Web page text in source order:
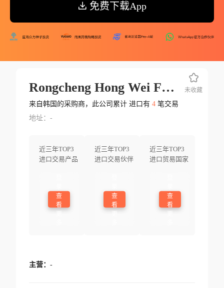
免费下载App
Rongcheng Hong Wei Foods Co.ltd.
来自韩国的采购商，此公司累计 进口有 4笔交易
地址：-
近三年TOP3
进口交易产品
查
看
近三年TOP3
进口交易伙伴
查
看
近三年TOP3
进口贸易国家
查
看
未收藏
主营： -